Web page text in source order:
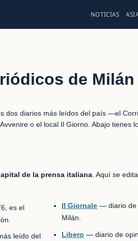
NOTICIAS
de Milán
dos diarios más leídos del país —el
o el local Il Giorno. Abajo
de la prensa italiana. Aquí se
es el
leído del
Il Giornale — diario de
Milán.
Libero — diario de